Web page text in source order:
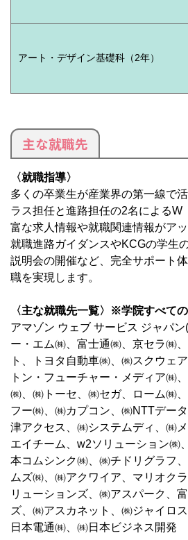
アート・デザイン基礎科（2年）
主な就職先
〈就職指導〉
多くの卒業生が産業界の第一線で
ラス担任と進路担任の2名によるW
富な求人情報や就職関連情報がア
就職進路ガイダンスやKCGの学生
説明会の開催など、完全サポート
職を実現します。
〈主な就職先一覧〉※学院すべて
アマゾン ウェブ サービス ジャパ
ー・エム㈱、富士通㈱、京セラ㈱
ト、トヨタ自動車㈱、㈱スクウェ
トン・フューチャー・メディア㈱
㈱、㈱トーセ、㈱セガ、ローム㈱
フー㈱、㈱カプコン、㈱NTTデー
津アクセス、㈱システムディ、㈱
エイチーム、w2ソリューション㈱
本コムシンク㈱、㈱チドリグラフ
ムズ㈱、㈱アクワイア、マリオク
リューションズ、㈱アスパーク、
ズ、㈱アスカネット、㈱ジャイロ
日本電通㈱、㈱日本ビジネス開発